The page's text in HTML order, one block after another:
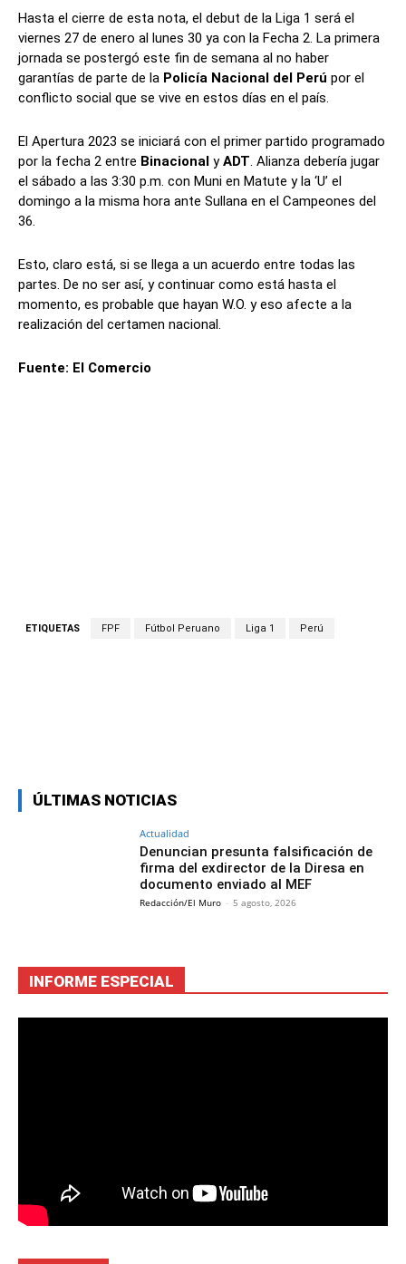
Hasta el cierre de esta nota, el debut de la Liga 1 será el
viernes 27 de enero al lunes 30 ya con la Fecha 2. La primera
jornada se postergó este fin de semana al no haber
garantías de parte de la Policía Nacional del Perú por el
conflicto social que se vive en estos días en el país.
El Apertura 2023 se iniciará con el primer partido programado
por la fecha 2 entre Binacional yADT . Alianza debería jugar
el sábado a las 3:30 p.m. con Muni en Matute y la ‘U’ el
domingo a la misma hora ante Sullana en el Campeones del
36.
Esto, claro está, si se llega a un acuerdo entre todas las
partes. De no ser así, y continuar como está hasta el
momento, es probable que hayan W.O. y eso afecte a la
realización del certamen nacional.
Fuente: El Comercio
ETIQUETAS FPF Fútbol Peruano Liga 1 Perú
ÚLTIMAS NOTICIAS
Actualidad
Denuncian presunta falsificación de
firma del exdirector de la Diresa en
documento enviado al MEF
Redacción/El Muro - 5 agosto, 2026
INFORME ESPECIAL